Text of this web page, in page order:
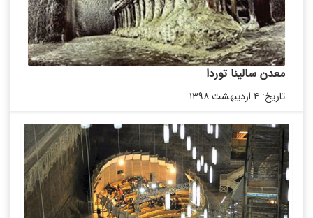
معدن سالینا توردا
تاریخ: ۴ اردیبهشت ۱۳۹۸